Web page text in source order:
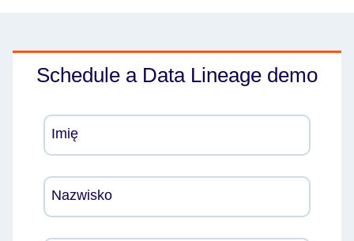
Schedule a Data Lineage demo
Imię
Nazwisko